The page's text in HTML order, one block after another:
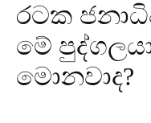
රටක
මේ
මොනවාද?